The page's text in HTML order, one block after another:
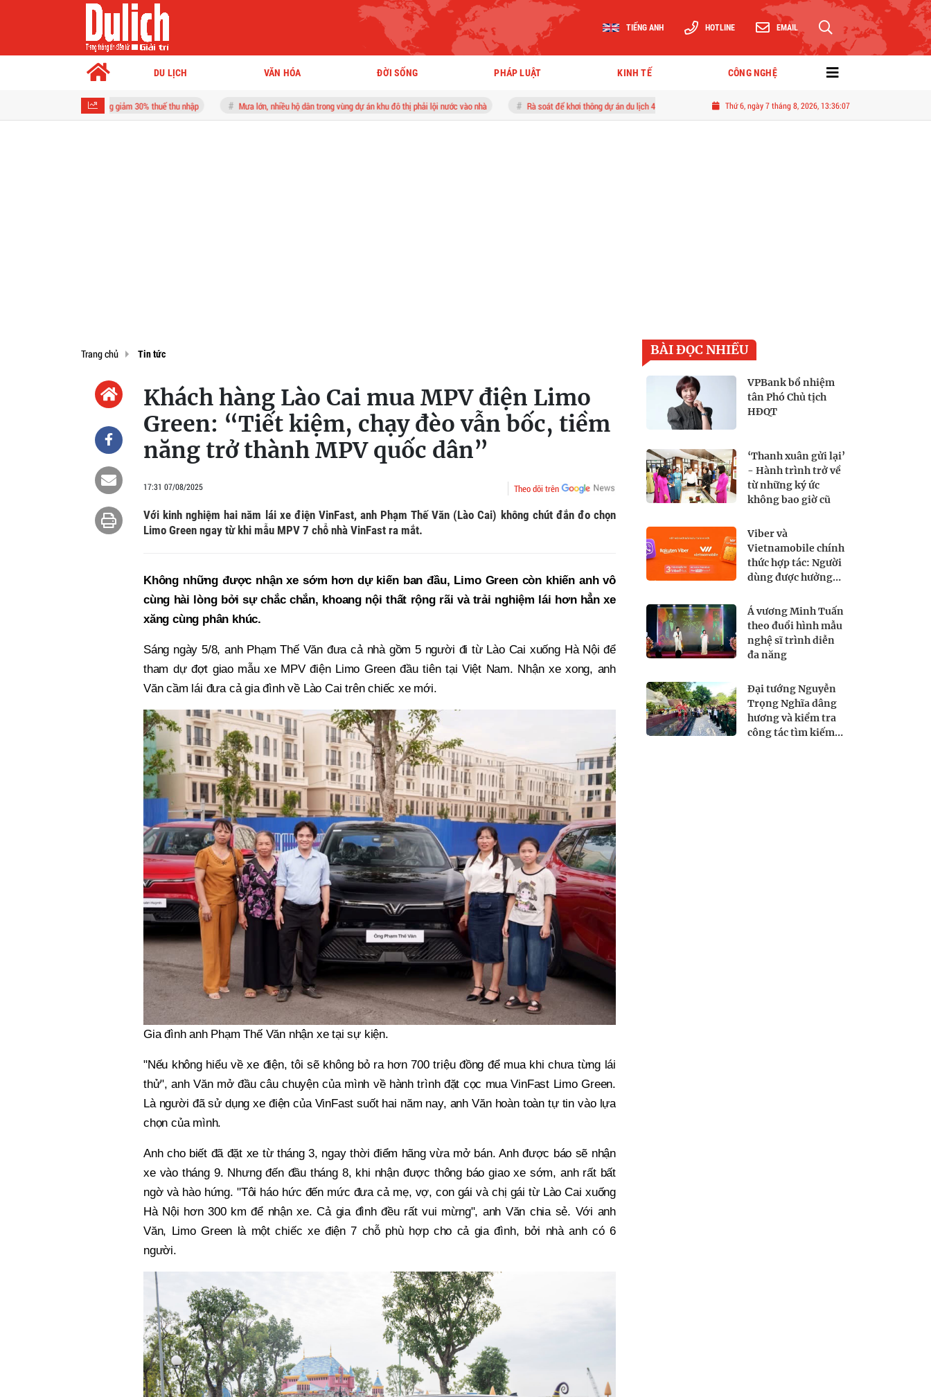
TIẾNG ANH HOTLINE EMAIL
DU LỊCH VĂN HÓA ĐỜI SỐNG PHÁP LUẬT KINH TẾ CÔNG NGHỆ
dưới 10 tỷ đồng giảm 30% thuế thu nhập Mưa lớn, nhiều hộ dân trong vùng dự án khu đô thị phải lội nước vào nhà Rà soát để khơi thông dự án du lịch 400 tỷ đồng ven biển Tân Dân Chuyện tình kín tiếng của người Nhện khép lại bằng
Thứ 6, ngày 7 tháng 8, 2026, 13:36:08
Trang chủ Tin tức
Khách hàng Lào Cai mua MPV điện Limo
Green: “Tiết kiệm, chạy đèo vẫn bốc, tiềm
năng trở thành MPV quốc dân”
17:31 07/08/2025 Theo dõi trên
Với kinh nghiệm hai năm lái xe điện VinFast, anh Phạm Thế Văn (Lào Cai) không chút đắn đo chọn
Limo Green ngay từ khi mẫu MPV 7 chỗ nhà VinFast ra mắt.
Không những được nhận xe sớm hơn dự kiến ban đầu, Limo Green còn khiến anh vô
cùng hài lòng bởi sự chắc chắn, khoang nội thất rộng rãi và trải nghiệm lái hơn hẳn xe
xăng cùng phân khúc.
Sáng ngày 5/8, anh Phạm Thế Văn đưa cả nhà gồm 5 người đi từ Lào Cai xuống Hà Nội để
tham dự đợt giao mẫu xe MPV điện Limo Green đầu tiên tại Việt Nam. Nhận xe xong, anh
Văn cầm lái đưa cả gia đình về Lào Cai trên chiếc xe mới.
Gia đình anh Phạm Thế Văn nhận xe tại sự kiện.
"Nếu không hiểu về xe điện, tôi sẽ không bỏ ra hơn 700 triệu đồng để mua khi chưa từng lái
thử", anh Văn mở đầu câu chuyện của mình về hành trình đặt cọc mua VinFast Limo Green.
Là người đã sử dụng xe điện của VinFast suốt hai năm nay, anh Văn hoàn toàn tự tin vào lựa
chọn của mình.
Anh cho biết đã đặt xe từ tháng 3, ngay thời điểm hãng vừa mở bán. Anh được báo sẽ nhận
xe vào tháng 9. Nhưng đến đầu tháng 8, khi nhận được thông báo giao xe sớm, anh rất bất
ngờ và hào hứng. "Tôi háo hức đến mức đưa cả mẹ, vợ, con gái và chị gái từ Lào Cai xuống
Hà Nội hơn 300 km để nhận xe. Cả gia đình đều rất vui mừng", anh Văn chia sẻ. Với anh
Văn, Limo Green là một chiếc xe điện 7 chỗ phù hợp cho cả gia đình, bởi nhà anh có 6
người.
BÀI ĐỌC NHIỀU
VPBank bổ nhiệm
tân Phó Chủ tịch
HĐQT
‘Thanh xuân gửi lại’
- Hành trình trở về
từ những ký ức
không bao giờ cũ
Viber và
Vietnamobile chính
thức hợp tác: Người
dùng được hưởng
Á vương Minh Tuấn
theo đuổi hình mẫu
nghệ sĩ trình diễn
đa năng
Đại tướng Nguyễn
Trọng Nghĩa dâng
hương và kiểm tra
công tác tìm kiếm,